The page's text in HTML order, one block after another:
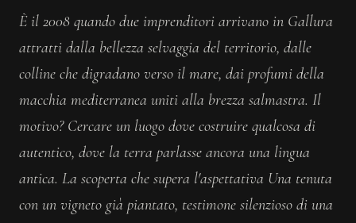
È il 2008 quando due imprenditori arrivano in Gallura
attratti dalla bellezza selvaggia del territorio, dalle
colline che digradano verso il mare, dai profumi della
macchia mediterranea uniti alla brezza salmastra. Il
motivo? Cercare un luogo dove costruire qualcosa di
autentico, dove la terra parlasse ancora una lingua
antica. La scoperta che supera l′aspettativa Una tenuta
con un vigneto già piantato, testimone silenzioso di una